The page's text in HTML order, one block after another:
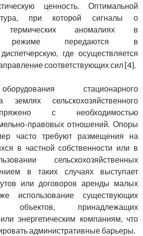
ценность. Оптимальной
при которой сигналы о
термических аномалиях в
режиме передаются в
где осуществляется
соответствующих сил [4].
стационарного
землях сельскохозяйственного
с необходимостью
правовых отношений. Опоры
часто требуют размещения на
в частной собственности или в
сельскохозяйственных
в таких случаях выступает
или договоров аренды малых
использование существующих
объектов, принадлежащих
энергетическим компаниям, что
административные барьеры.